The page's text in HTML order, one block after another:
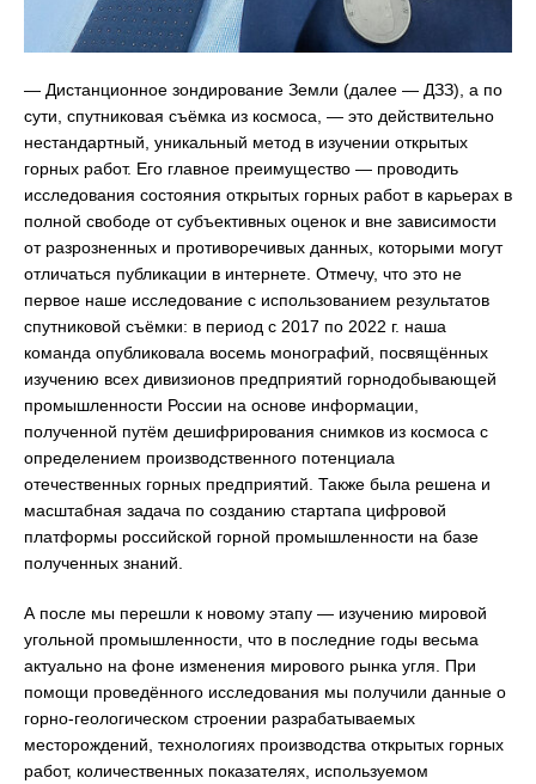
— Дистанционное зондирование Земли (далее — ДЗЗ), а по
сути, спутниковая съёмка из космоса, — это действительно
нестандартный, уникальный метод в изучении открытых
горных работ. Его главное преимущество — проводить
исследования состояния открытых горных работ в карьерах в
полной свободе от субъективных оценок и вне зависимости
от разрозненных и противоречивых данных, которыми могут
отличаться публикации в интернете. Отмечу, что это не
первое наше исследование с использованием результатов
спутниковой съёмки: в период с 2017 по 2022 г. наша
команда опубликовала восемь монографий, посвящённых
изучению всех дивизионов предприятий горнодобывающей
промышленности России на основе информации,
полученной путём дешифрирования снимков из космоса с
определением производственного потенциала
отечественных горных предприятий. Также была решена и
масштабная задача по созданию стартапа цифровой
платформы российской горной промышленности на базе
полученных знаний.
А после мы перешли к новому этапу — изучению мировой
угольной промышленности, что в последние годы весьма
актуально на фоне изменения мирового рынка угля. При
помощи проведённого исследования мы получили данные о
горно-геологическом строении разрабатываемых
месторождений, технологиях производства открытых горных
работ, количественных показателях, используемом